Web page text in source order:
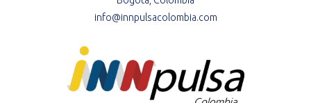
info@innpulsacolombia.com